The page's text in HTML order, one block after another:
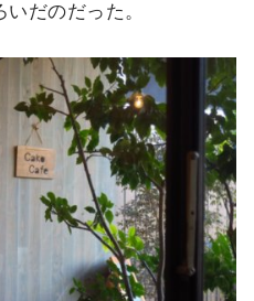
いだのだった。